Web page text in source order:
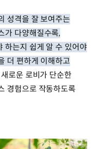
성격을 잘 보여주는
가 다양해질수록,
하는지 쉽게 알 수 있어야
더 편하게 이해하고
로운 로비가 단순한
경험으로 작동하도록